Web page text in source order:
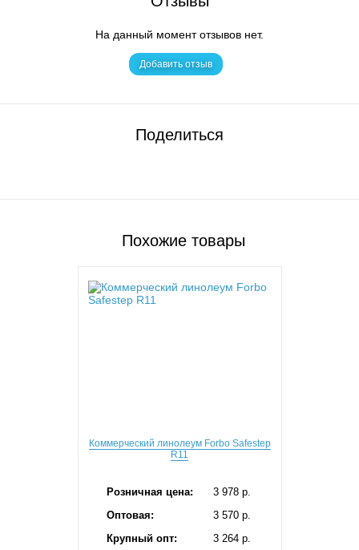
На данный момент отзывов нет.
Добавить отзыв
Поделиться
Похожие товары
Коммерческий линолеум Forbo Safestep
R11
Розничная цена:
3 978 p.
Оптовая:
3 570 p.
Крупный опт:
3 264 p.